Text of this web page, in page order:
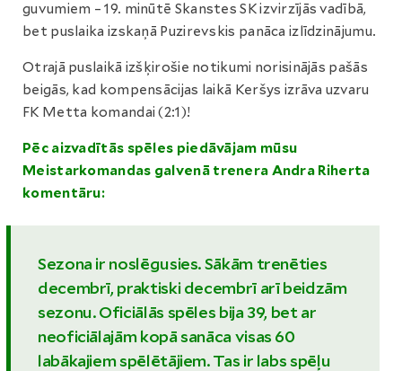
guvumiem – 19. minūtē Skanstes SK izvirzījās vadībā,
bet puslaika izskaņā Puzirevskis panāca izlīdzinājumu.
Otrajā puslaikā izšķirošie notikumi norisinājās pašās
beigās, kad kompensācijas laikā Keršys izrāva uzvaru
FK Metta komandai (2:1)!
Pēc aizvadītās spēles piedāvājam mūsu
Meistarkomandas galvenā trenera Andra Riherta
komentāru:
Sezona ir noslēgusies. Sākām trenēties
decembrī, praktiski decembrī arī beidzām
sezonu. Oficiālās spēles bija 39, bet ar
neoficiālajām kopā sanāca visas 60
labākajiem spēlētājiem. Tas ir labs spēļu